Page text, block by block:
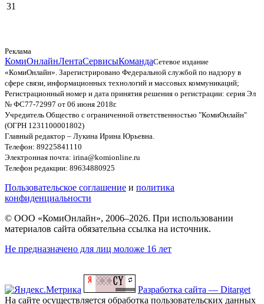
31
Реклама
КомиОнлайнЛентаСервисыКомандаСетевое издание
«КомиОнлайн». Зарегистрировано Федеральной службой по надзору в
сфере связи, информационных технологий и массовых коммуникаций;
Регистрационный номер и дата принятия решения о регистрации: серия Эл
№ ФС77-72997 от 06 июня 2018г.
Учредитель Общество с ограниченной ответственностью "КомиОнлайн"
(ОГРН 1231100001802)
Главный редактор – Лукина Ирина Юрьевна.
Телефон: 89225841110
Электронная почта: irina@komionline.ru
Телефон редакции: 89634880925
Пользовательское соглашение и политика
конфиденциальности
© ООО «КомиОнлайн», 2006–2026. При использовании
материалов сайта обязательна ссылка на источник.
Не предназначено для лиц моложе 16 лет
Разработка сайта — Ditarget
На сайте осуществляется обработка пользовательских данных